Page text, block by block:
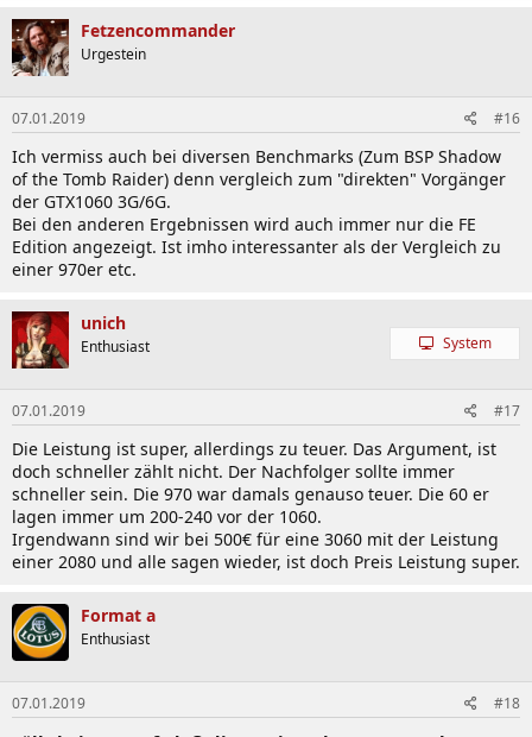
Fetzencommander
Urgestein
07.01.2019 #16
Ich vermiss auch bei diversen Benchmarks (Zum BSP Shadow
of the Tomb Raider) denn vergleich zum "direkten" Vorgänger
der GTX1060 3G/6G.
Bei den anderen Ergebnissen wird auch immer nur die FE
Edition angezeigt. Ist imho interessanter als der Vergleich zu
einer 970er etc.
unich
Enthusiast System
07.01.2019 #17
Die Leistung ist super, allerdings zu teuer. Das Argument, ist
doch schneller zählt nicht. Der Nachfolger sollte immer
schneller sein. Die 970 war damals genauso teuer. Die 60 er
lagen immer um 200-240 vor der 1060.
Irgendwann sind wir bei 500€ für eine 3060 mit der Leistung
einer 2080 und alle sagen wieder, ist doch Preis Leistung super.
Format a
Enthusiast
07.01.2019 #18